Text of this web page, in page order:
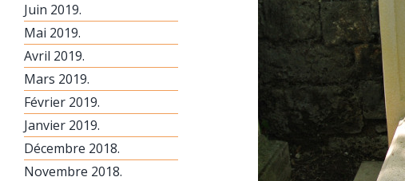
Juin 2019.
Mai 2019.
Avril 2019.
Mars 2019.
Février 2019.
Janvier 2019.
Décembre 2018.
Novembre 2018.